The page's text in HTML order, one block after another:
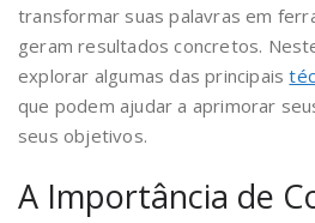
transformar suas palavras em
geram resultados concretos.
explorar algumas das principais
que podem ajudar a aprimorar
seus objetivos.
A Importância de